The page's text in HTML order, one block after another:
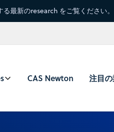
最新のresearch をご覧ください。
CAS Newton 注目